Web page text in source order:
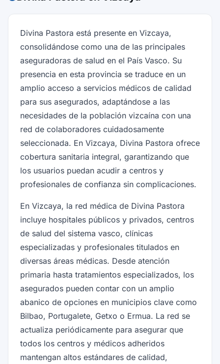
Divina Pastora está presente en Vizcaya,
consolidándose como una de las principales
aseguradoras de salud en el País Vasco. Su
presencia en esta provincia se traduce en un
amplio acceso a servicios médicos de calidad
para sus asegurados, adaptándose a las
necesidades de la población vizcaína con una
red de colaboradores cuidadosamente
seleccionada. En Vizcaya, Divina Pastora ofrece
cobertura sanitaria integral, garantizando que
los usuarios puedan acudir a centros y
profesionales de confianza sin complicaciones.
En Vizcaya, la red médica de Divina Pastora
incluye hospitales públicos y privados, centros
de salud del sistema vasco, clínicas
especializadas y profesionales titulados en
diversas áreas médicas. Desde atención
primaria hasta tratamientos especializados, los
asegurados pueden contar con un amplio
abanico de opciones en municipios clave como
Bilbao, Portugalete, Getxo o Ermua. La red se
actualiza periódicamente para asegurar que
todos los centros y médicos adheridos
mantengan altos estándares de calidad,